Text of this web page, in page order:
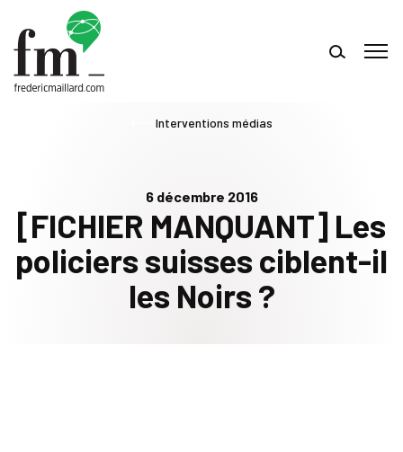
6 décembre 2016
[FICHIER MANQUANT] Les
policiers suisses ciblent-il
les Noirs ?
Interventions médias